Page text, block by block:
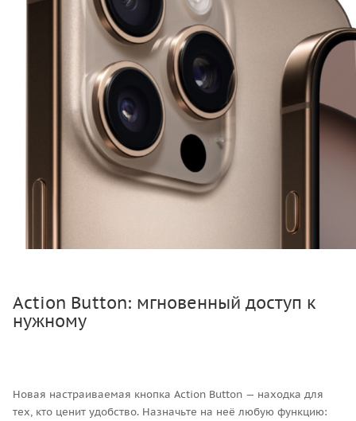
Action Button: мгновенный доступ к
нужному
Новая настраиваемая кнопка Action Button — находка для
тех, кто ценит удобство. Назначьте на неё любую функцию: